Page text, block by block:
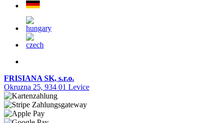
FRISIANA SK, s.r.o.
Okruzna 25, 934 01 Levice